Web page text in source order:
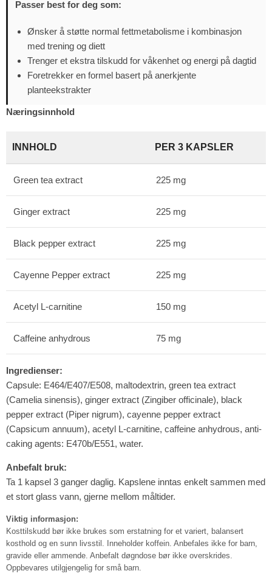
Passer best for deg som:
Ønsker å støtte normal fettmetabolisme i kombinasjon
med trening og diett
Trenger et ekstra tilskudd for våkenhet og energi på dagtid
Foretrekker en formel basert på anerkjente
planteekstrakter
Næringsinnhold
INNHOLD PER 3 KAPSLER
Green tea extract 225 mg
Ginger extract 225 mg
Black pepper extract 225 mg
Cayenne Pepper extract 225 mg
Acetyl L-carnitine 150 mg
Caffeine anhydrous 75 mg
Ingredienser:
Capsule: E464/E407/E508, maltodextrin, green tea extract
(Camelia sinensis), ginger extract (Zingiber officinale), black
pepper extract (Piper nigrum), cayenne pepper extract
(Capsicum annuum), acetyl L-carnitine, caffeine anhydrous, anti-
caking agents: E470b/E551, water.
Anbefalt bruk:
Ta 1 kapsel 3 ganger daglig. Kapslene inntas enkelt sammen med
et stort glass vann, gjerne mellom måltider.
Viktig informasjon:
Kosttilskudd bør ikke brukes som erstatning for et variert, balansert
kosthold og en sunn livsstil. Inneholder koffein. Anbefales ikke for barn,
gravide eller ammende. Anbefalt døgndose bør ikke overskrides.
Oppbevares utilgjengelig for små barn.